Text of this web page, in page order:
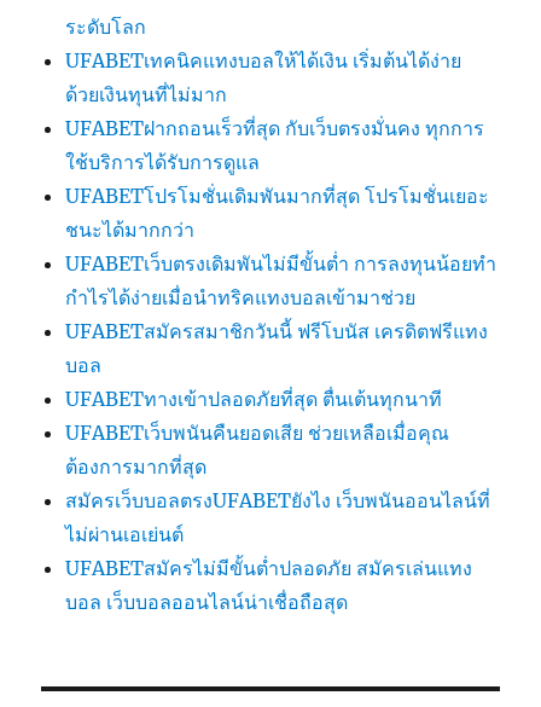
ระดับโลก
UFABETเทคนิคแทงบอลให้ได้เงิน เริ่มต้นได้ง่าย
ด้วยเงินทุนที่ไม่มาก
UFABETฝากถอนเร็วที่สุด กับเว็บตรงมั่นคง ทุกการ
ใช้บริการได้รับการดูแล
UFABETโปรโมชั่นเดิมพันมากที่สุด โปรโมชั่นเยอะ
ชนะได้มากกว่า
UFABETเว็บตรงเดิมพันไม่มีขั้นต่ำ การลงทุนน้อยทำ
กำไรได้ง่ายเมื่อนำทริคแทงบอลเข้ามาช่วย
UFABETสมัครสมาชิกวันนี้ ฟรีโบนัส เครดิตฟรีแทง
บอล
UFABETทางเข้าปลอดภัยที่สุด ตื่นเต้นทุกนาที
UFABETเว็บพนันคืนยอดเสีย ช่วยเหลือเมื่อคุณ
ต้องการมากที่สุด
สมัครเว็บบอลตรงUFABETยังไง เว็บพนันออนไลน์ที่
ไม่ผ่านเอเย่นต์
UFABETสมัครไม่มีขั้นต่ำปลอดภัย สมัครเล่นแทง
บอล เว็บบอลออนไลน์น่าเชื่อถือสุด